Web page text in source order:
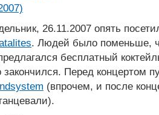
26.11.2007 опять
. Людей было поменьше,
бесплатный
закончился. Перед концертом
(впрочем, и после